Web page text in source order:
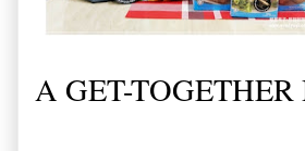
A GET-